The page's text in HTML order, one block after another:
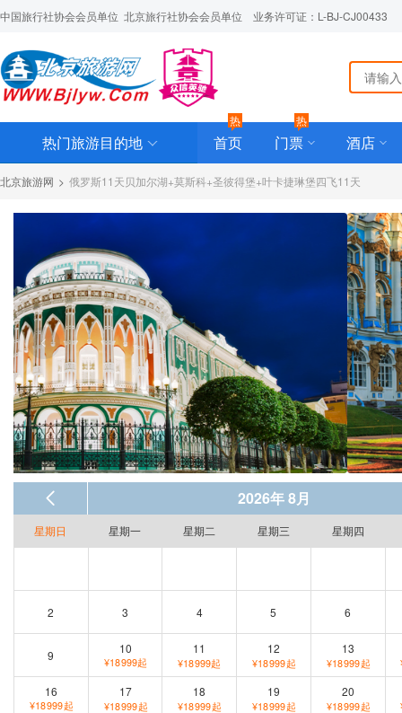
中国旅行社协会会员单位  北京旅行社协会会员单位    业务许可证：L-BJ-CJ00433
热门旅游目的地 首页
热
门票
热
酒店
北京旅游网 > 俄罗斯11天贝加尔湖+莫斯科+圣彼得堡+叶卡捷琳堡四飞11天
2026年 8月
星期日 星期一 星期二 星期三 星期四
2 3 4 5 6
9 10
¥18999起
11
¥18999起
12
¥18999起
13
¥18999起
16
¥18999起
17
¥18999起
18
¥18999起
19
¥18999起
20
¥18999起